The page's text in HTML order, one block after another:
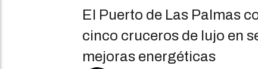
El Puerto de Las Palmas
cinco cruceros de lujo en
mejoras energéticas